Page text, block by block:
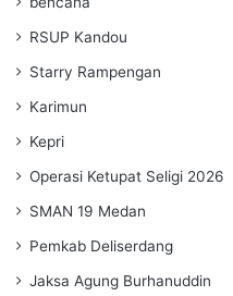
RSUP Kandou
Starry Rampengan
Karimun
Kepri
Operasi Ketupat Seligi 2026
SMAN 19 Medan
Pemkab Deliserdang
Jaksa Agung Burhanuddin